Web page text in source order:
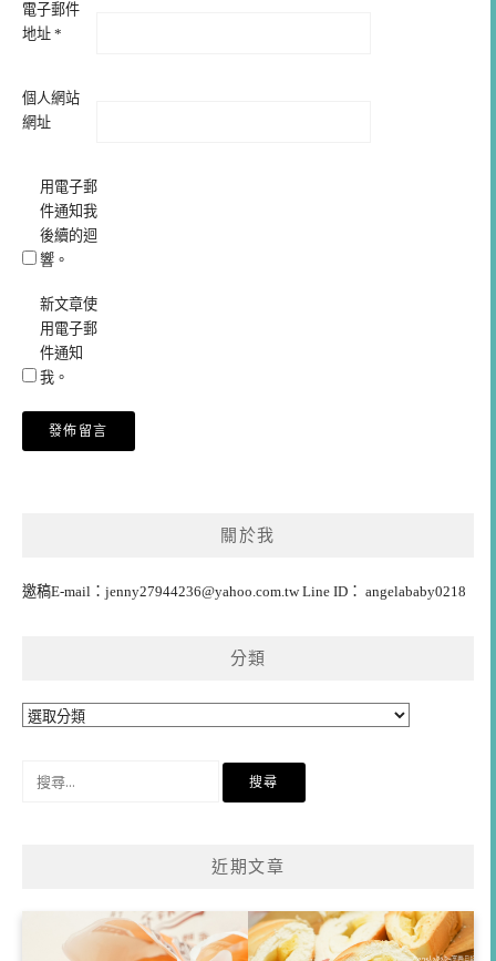
電子郵件
地址 *
個人網站
網址
用電子郵
件通知我
後續的迴
響。
新文章使
用電子郵
件通知
我。
關於我
邀稿E-mail： jenny27944236@yahoo.com.twLine ID： angelababy0218
分類
分
近期文章